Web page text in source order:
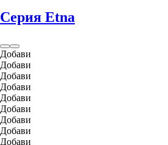
Серия Etna
Добави
Добави
Добави
Добави
Добави
Добави
Добави
Добави
Добави